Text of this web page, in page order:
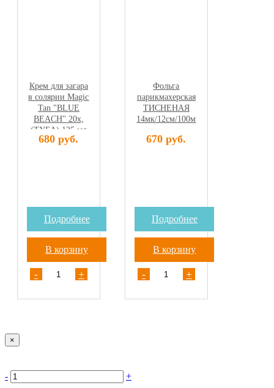
Крем для загара
в солярии Magic
Tan "BLUE
BEACH" 20х,
(ТУБА) 125 мл
680 руб.
Подробнее
В корзину
- +
Фольга
парикмахерская
ТИСНЕНАЯ
14мк/12см/100м
670 руб.
Подробнее
В корзину
- +
×
- +